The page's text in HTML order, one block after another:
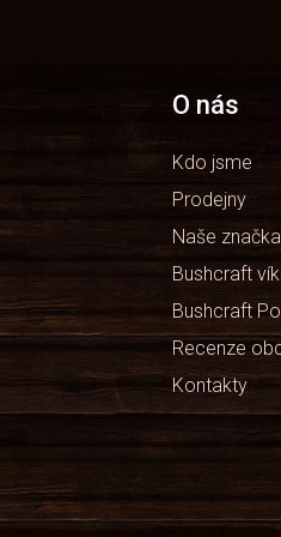
O nás
Kdo jsme
Prodejny
Naše
Bushcraft
Bushcraft
Recenze
Kontakty